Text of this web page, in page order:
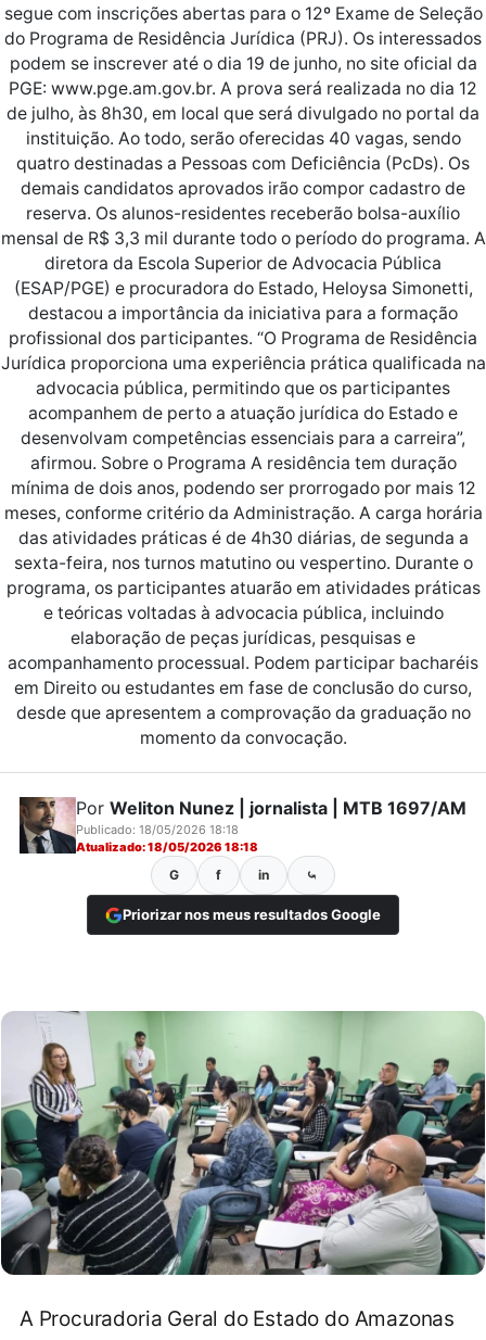
segue com inscrições abertas para o 12º Exame de Seleção
do Programa de Residência Jurídica (PRJ). Os interessados
podem se inscrever até o dia 19 de junho, no site oficial da
PGE: www.pge.am.gov.br. A prova será realizada no dia 12
de julho, às 8h30, em local que será divulgado no portal da
instituição. Ao todo, serão oferecidas 40 vagas, sendo
quatro destinadas a Pessoas com Deficiência (PcDs). Os
demais candidatos aprovados irão compor cadastro de
reserva. Os alunos-residentes receberão bolsa-auxílio
mensal de R$ 3,3 mil durante todo o período do programa. A
diretora da Escola Superior de Advocacia Pública
(ESAP/PGE) e procuradora do Estado, Heloysa Simonetti,
destacou a importância da iniciativa para a formação
profissional dos participantes. “O Programa de Residência
Jurídica proporciona uma experiência prática qualificada na
advocacia pública, permitindo que os participantes
acompanhem de perto a atuação jurídica do Estado e
desenvolvam competências essenciais para a carreira”,
afirmou. Sobre o Programa A residência tem duração
mínima de dois anos, podendo ser prorrogado por mais 12
meses, conforme critério da Administração. A carga horária
das atividades práticas é de 4h30 diárias, de segunda a
sexta-feira, nos turnos matutino ou vespertino. Durante o
programa, os participantes atuarão em atividades práticas
e teóricas voltadas à advocacia pública, incluindo
elaboração de peças jurídicas, pesquisas e
acompanhamento processual. Podem participar bacharéis
em Direito ou estudantes em fase de conclusão do curso,
desde que apresentem a comprovação da graduação no
momento da convocação.
Por Weliton Nunez | jornalista | MTB 1697/AM
Publicado: 18/05/2026 18:18
Atualizado: 18/05/2026 18:18
G f in ⤿
Priorizar nos meus resultados Google
A Procuradoria Geral do Estado do Amazonas